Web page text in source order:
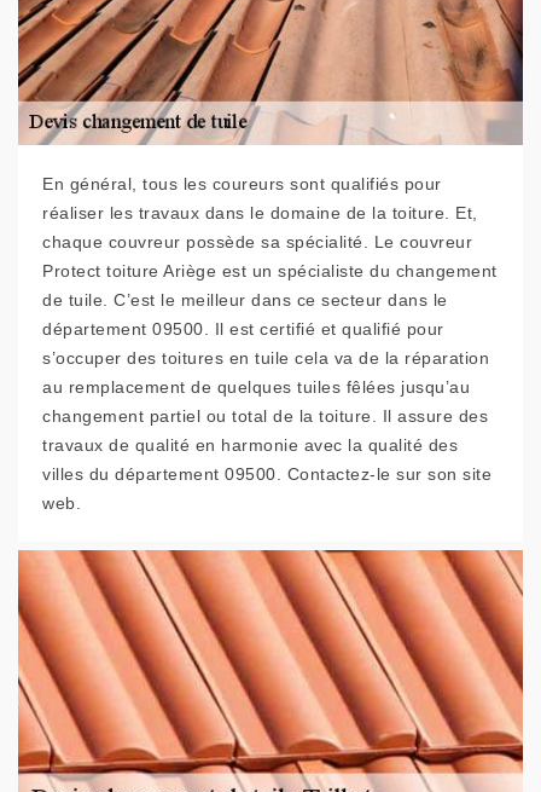
En général, tous les coureurs sont qualifiés pour
réaliser les travaux dans le domaine de la toiture. Et,
chaque couvreur possède sa spécialité. Le couvreur
Protect toiture Ariège est un spécialiste du changement
de tuile. C’est le meilleur dans ce secteur dans le
département 09500. Il est certifié et qualifié pour
s’occuper des toitures en tuile cela va de la réparation
au remplacement de quelques tuiles fêlées jusqu’au
changement partiel ou total de la toiture. Il assure des
travaux de qualité en harmonie avec la qualité des
villes du département 09500. Contactez-le sur son site
web.